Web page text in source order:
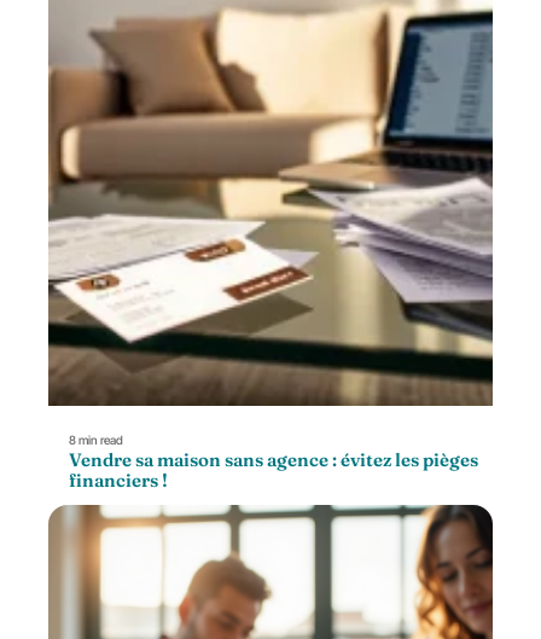
8 min read
Vendre sa maison sans agence : évitez les pièges
financiers !